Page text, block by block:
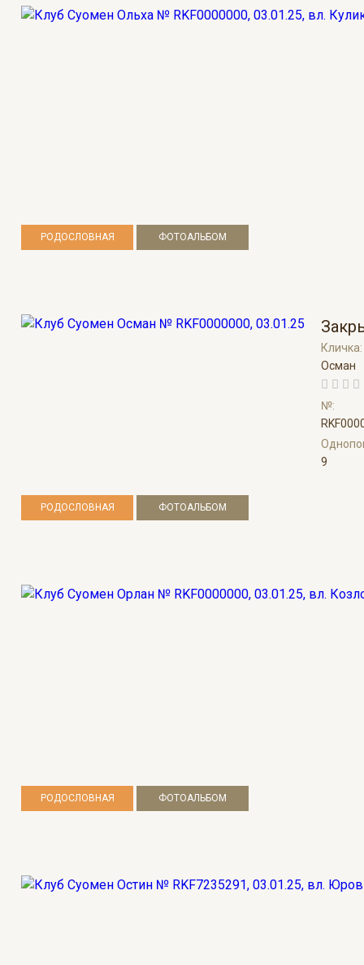
РОДОСЛОВНАЯ ФОТОАЛЬБОМ
Осман
№:
9
РОДОСЛОВНАЯ ФОТОАЛЬБОМ
РОДОСЛОВНАЯ ФОТОАЛЬБОМ